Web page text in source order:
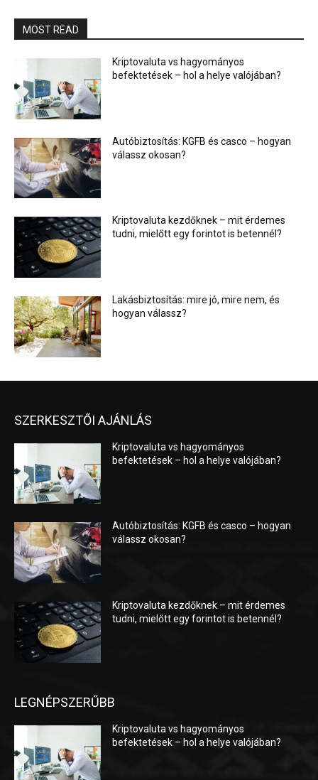
MOST READ
Kriptovaluta vs hagyományos
befektetések – hol a helye valójában?
Autóbiztosítás: KGFB és casco – hogyan
válassz okosan?
Kriptovaluta kezdőknek – mit érdemes
tudni, mielőtt egy forintot is betennél?
Lakásbiztosítás: mire jó, mire nem, és
hogyan válassz?
SZERKESZTŐI AJÁNLÁS
Kriptovaluta vs hagyományos
befektetések – hol a helye valójában?
Autóbiztosítás: KGFB és casco – hogyan
válassz okosan?
Kriptovaluta kezdőknek – mit érdemes
tudni, mielőtt egy forintot is betennél?
LEGNÉPSZERŰBB
Kriptovaluta vs hagyományos
befektetések – hol a helye valójában?